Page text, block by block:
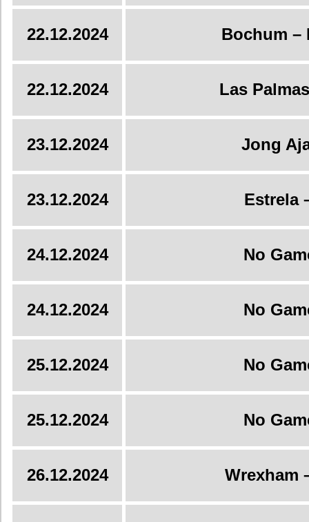
22.12.2024 Bochum –
22.12.2024 Las
23.12.2024 Jong
23.12.2024 Estrela
24.12.2024 No
24.12.2024 No
25.12.2024 No
25.12.2024 No
26.12.2024 Wrexham